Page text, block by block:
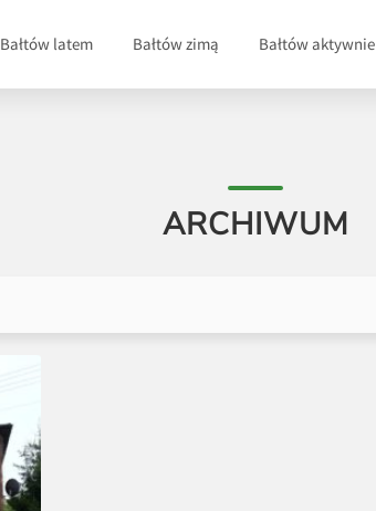
Bałtów latem Bałtów zimą Bałtów aktywnie
ARCHIWUM